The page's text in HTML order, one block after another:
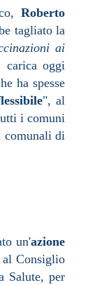
Roberto
tagliato la
ai
carica oggi
ha spesse
", al
i comuni
comunali di
un'azione
al Consiglio
Salute, per